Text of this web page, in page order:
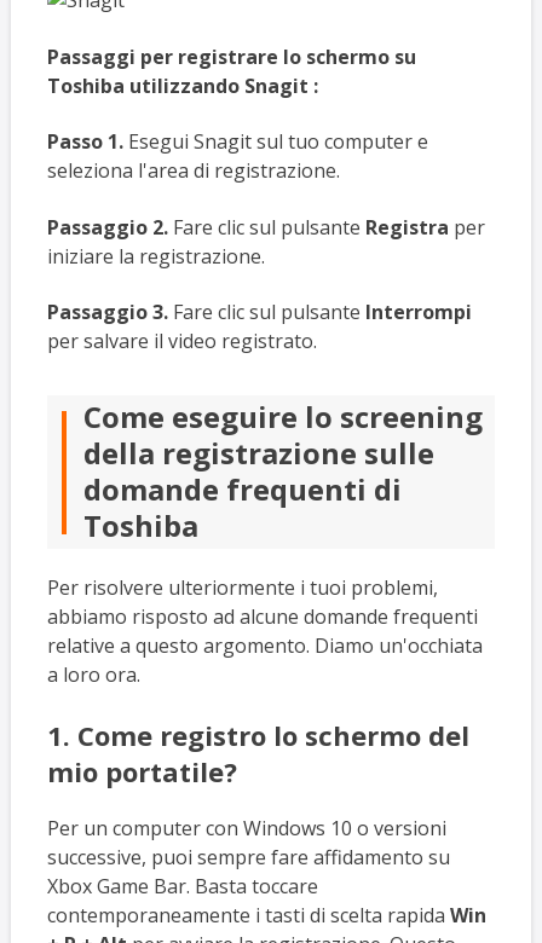
Passaggi per registrare lo schermo su
Toshiba utilizzando Snagit :
Passo 1.Esegui Snagit sul tuo computer e
seleziona l'area di registrazione.
Passaggio 2.Fare clic sul pulsante Registra per
iniziare la registrazione.
Passaggio 3.Fare clic sul pulsante Interrompi
per salvare il video registrato.
Come eseguire lo screening
della registrazione sulle
domande frequenti di
Toshiba
Per risolvere ulteriormente i tuoi problemi,
abbiamo risposto ad alcune domande frequenti
relative a questo argomento. Diamo un'occhiata
a loro ora.
1. Come registro lo schermo del
mio portatile?
Per un computer con Windows 10 o versioni
successive, puoi sempre fare affidamento su
Xbox Game Bar. Basta toccare
contemporaneamente i tasti di scelta rapida Win